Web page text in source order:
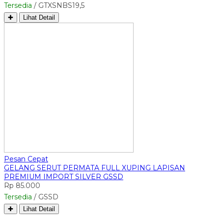
Tersedia / GTXSNBS19,5
✚ Lihat Detail
Pesan Cepat
GELANG SERUT PERMATA FULL XUPING LAPISAN
PREMIUM IMPORT SILVER GSSD
Rp 85.000
Tersedia / GSSD
✚ Lihat Detail